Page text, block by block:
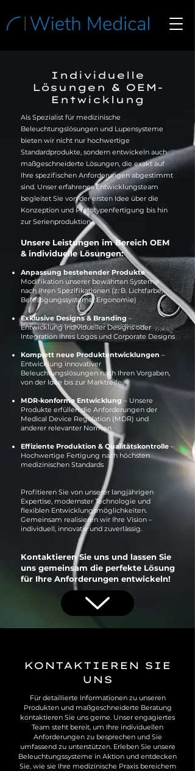
Individuelle
Lösungen & OEM-
Entwicklung
Als Spezialist für medizinische
Beleuchtungslösungen und Lupensysteme
bieten wir nicht nur hochwertige
Standardprodukte, sondern entwickeln auch
maßgeschneiderte Lösungen, die exakt auf
Ihre spezifischen Anforderungen abgestimmt
sind. Unser erfahrenes Entwicklungsteam
begleitet Sie von der ersten Idee über die
Konzeption und Prototypenfertigung bis hin
zur Serienproduktion.
Unsere Leistungen im Bereich OEM
& individuelle Lösungen:
Anpassung bestehender Produkte–
Modifikation unserer bewährten Systeme
nach Ihren Spezifikationen (z. B. Lichtfarbe,
Befestigungssysteme, Ergonomie)
Exklusive Designs & Branding –
Entwicklung individueller Designs oder
Integration Ihres Logos und Corporate Designs
Komplett neue Produktentwicklungen –
Entwicklung innovativer
Beleuchtungslösungen nach Ihren Vorgaben,
von der Idee bis zur Marktreife
MDR-konforme Entwicklung – Unsere
Produkte erfüllen die Anforderungen der
Medical Device Regulation (MDR) und
anderer relevanter Normen
Effiziente Produktion & Qualitätskontrolle –
Hochwertige Fertigung nach höchsten
medizinischen Standards
Profitieren Sie von unserer langjährigen
Expertise, modernster Technologie und
flexiblen Entwicklungsmöglichkeiten.
Gemeinsam realisieren wir Ihre Vision –
individuell, innovativ und zuverlässig.
Kontaktieren Sie uns und lassen Sie
uns gemeinsam die perfekte Lösung
für Ihre Anforderungen entwickeln!
KONTAKTIEREN SIE
UNS
Für detaillierte Informationen zu unseren
Produkten und maßgeschneiderte Beratung
kontaktieren Sie uns gerne. Unser engagiertes
Team steht bereit, um Ihre individuellen
Anforderungen zu besprechen und Sie
umfassend zu unterstützen. Erleben Sie unsere
Beleuchtungssysteme in Aktion und entdecken
Sie, wie sie Ihre medizinische Praxis bereichern